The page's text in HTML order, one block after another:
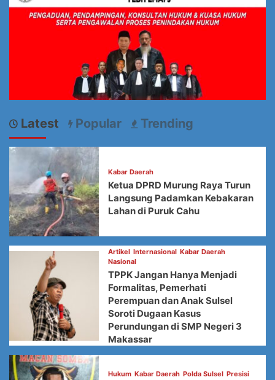
Latest Popular Trending
Kabar Daerah
Ketua DPRD Murung Raya Turun
Langsung Padamkan Kebakaran
Lahan di Puruk Cahu
Artikel Internasional Kabar Daerah
Nasional
TPPK Jangan Hanya Menjadi
Formalitas, Pemerhati
Perempuan dan Anak Sulsel
Soroti Dugaan Kasus
Perundungan di SMP Negeri 3
Makassar
Hukum Kabar Daerah Polda Sulsel Presisi